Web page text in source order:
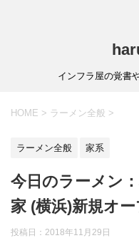
インフラ屋の覚書
HOME > ラーメン全般 >
ラーメン全般 家系
今日のラーメン
家 (横浜)新規オ
投稿日：2018年11月29日